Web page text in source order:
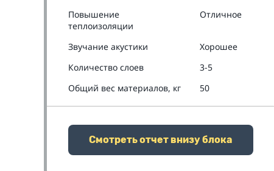
Повышение
теплоизоляции
Отличное
Звучание акустики
Хорошее
Количество слоев
3-5
Общий вес материалов, кг
50
Смотреть отчет внизу блока